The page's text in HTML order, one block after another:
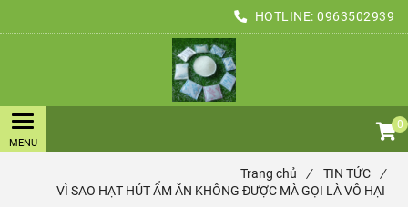
HOTLINE: 0963502939
0
Trang chủ / TIN TỨC
/
VÌ SAO HẠT HÚT ẨM ĂN KHÔNG ĐƯỢC MÀ GỌI LÀ VÔ HẠI